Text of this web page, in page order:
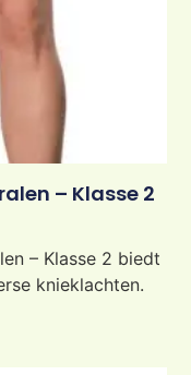
– Klasse 2
– Klasse 2 biedt
knieklachten.